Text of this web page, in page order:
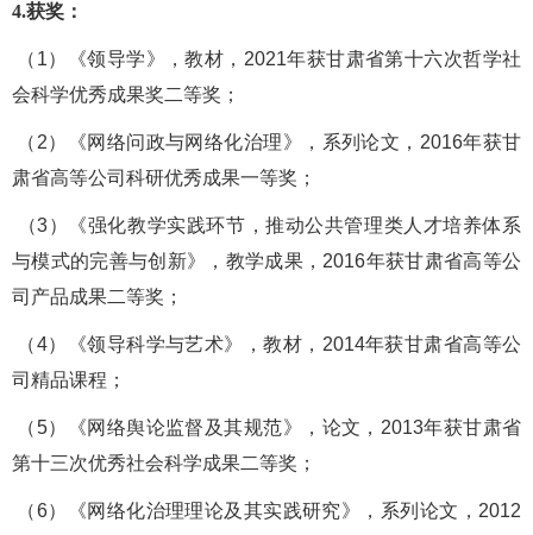
4.获奖：
（ 1）《领导学》，教材， 2021年获甘肃省第十六次哲学社
会科学优秀成果奖二等奖；
（2）《网络问政与网络化治理》 ， 系列论文， 2016年获甘
肃省高等公司科研优秀成果一等奖；
（3）《强化教学实践环节，推动公共管理类人才培养体系
与模式的完善与创新》， 教学成果，2016年获甘肃省高等公
司产品成果二等奖；
（4） 《领导科学与艺术》，教材， 2014年获甘肃省高等公
司精品课程 ；
（5） 《网络舆论监督及其规范》， 论文， 2013年获甘肃省
第十三次优秀社会科学成果二等奖 ；
（6）《网络化治理理论及其实践研究》 ， 系列论文，2012